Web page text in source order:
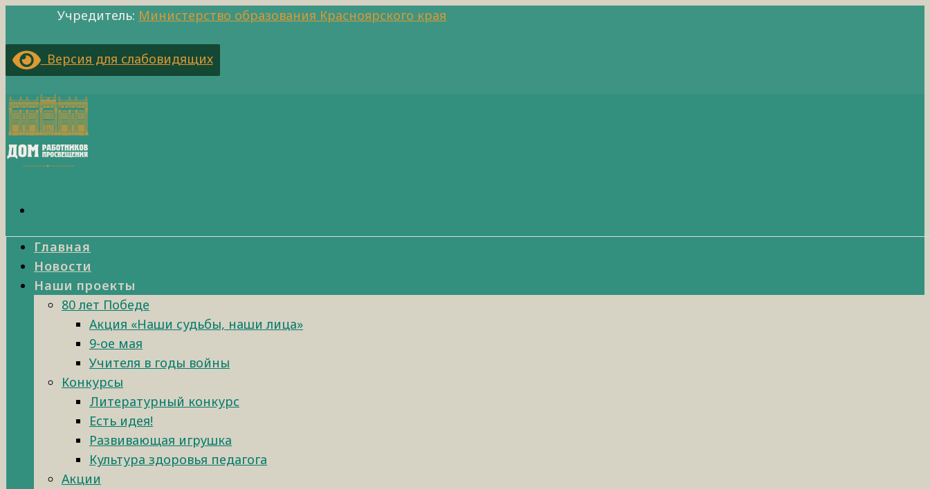
Учредитель: Министерство образования Красноярского края
Версия для слабовидящих
Главная
Новости
Наши проекты
80 лет Победе
Акция «Наши судьбы, наши лица»
9-ое мая
Учителя в годы войны
Конкурсы
Литературный конкурс
Есть идея!
Развивающая игрушка
Культура здоровья педагога
Акции